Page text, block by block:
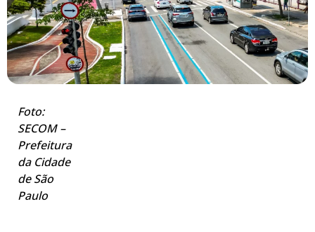
Foto:
SECOM –
Prefeitura
da Cidade
de São
Paulo